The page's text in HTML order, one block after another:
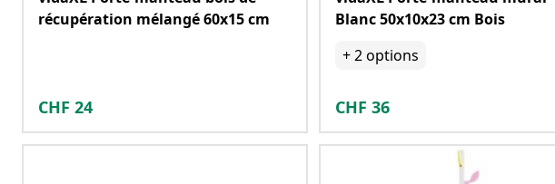
récupération mélangé 60x15 cm
CHF 24
Blanc 50x10x23 cm Bois
+2options
CHF 36